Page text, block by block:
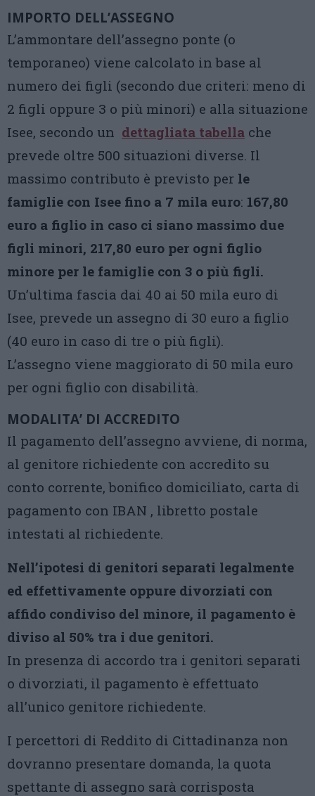
IMPORTO DELL’ASSEGNO
L’ammontare dell’assegno ponte (o
temporaneo) viene calcolato in base al
numero dei figli (secondo due criteri: meno di
2 figli oppure 3 o più minori) e alla situazione
Isee, secondo un dettagliata tabella che
prevede oltre 500 situazioni diverse. Il
massimo contributo è previsto per le
famiglie con Isee fino a 7 mila euro: 167,80
euro a figlio in caso ci siano massimo due
figli minori, 217,80 euro per ogni figlio
minore per le famiglie con 3 o più figli.
Un’ultima fascia dai 40 ai 50 mila euro di
Isee, prevede un assegno di 30 euro a figlio
(40 euro in caso di tre o più figli).
L’assegno viene maggiorato di 50 mila euro
per ogni figlio con disabilità.
MODALITA’ DI ACCREDITO
Il pagamento dell’assegno avviene, di norma,
al genitore richiedente con accredito su
conto corrente, bonifico domiciliato, carta di
pagamento con IBAN , libretto postale
intestati al richiedente.
Nell’ipotesi di genitori separati legalmente
ed effettivamente oppure divorziati con
affido condiviso del minore, il pagamento è
diviso al 50% tra i due genitori.
In presenza di accordo tra i genitori separati
o divorziati, il pagamento è effettuato
all’unico genitore richiedente.
I percettori di Reddito di Cittadinanza non
dovranno presentare domanda, la quota
spettante di assegno sarà corrisposta